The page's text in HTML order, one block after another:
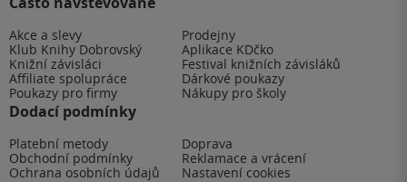
Akce a slevy
Prodejny
Klub Knihy Dobrovský
Aplikace KDčko
Knižní závisláci
Festival knižních závisláků
Affiliate spolupráce
Dárkové poukazy
Poukazy pro firmy
Nákupy pro školy
Dodací podmínky
Platební metody
Doprava
Obchodní podmínky
Reklamace a vrácení
Ochrana osobních údajů
Nastavení cookies